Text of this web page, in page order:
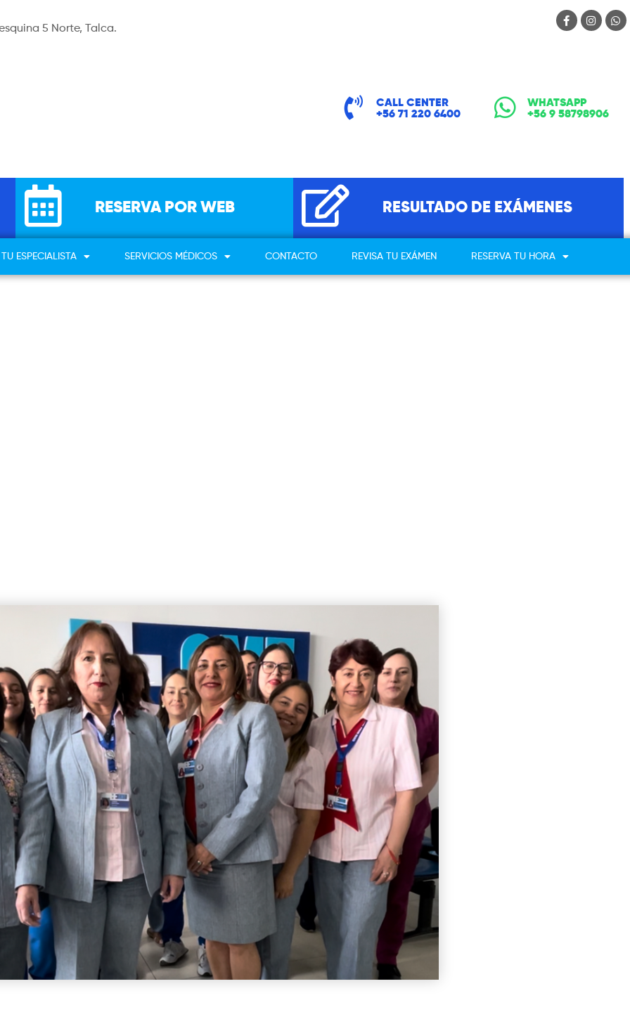
5 Norte, Talca.
CALL CENTER
+56 71 220 6400
WHATSAPP
+56 9 58798906
RESERVA POR WEB RESULTADO DE EXÁMENES
ESPECIALISTA SERVICIOS MÉDICOS CONTACTO REVISA TU EXÁMEN RESERVA TU HORA